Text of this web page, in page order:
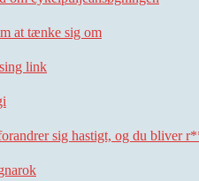
at tænke sig om
link
sig hastigt, og du bliver